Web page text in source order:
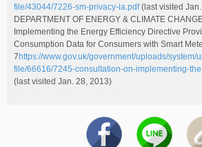
file/43044/7226-sm-privacy-ia.pdf(last visited
DEPARTMENT OF ENERGY & CLIMATE
Implementing the Energy Efficiency Directive
Consumption Data for Consumers with Smart
7https://www.gov.uk/government/uploads/system/
file/66616/7245-consultation-on-implementing-
(last visited Jan. 28, 2013)